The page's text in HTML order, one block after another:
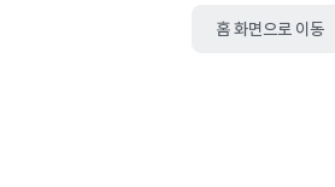
홈 화면으로 이동